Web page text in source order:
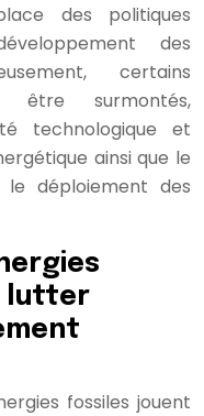
des politiques
des
certains
être surmontés,
technologique et
ainsi que le
le déploiement des
lutter
fossiles jouent